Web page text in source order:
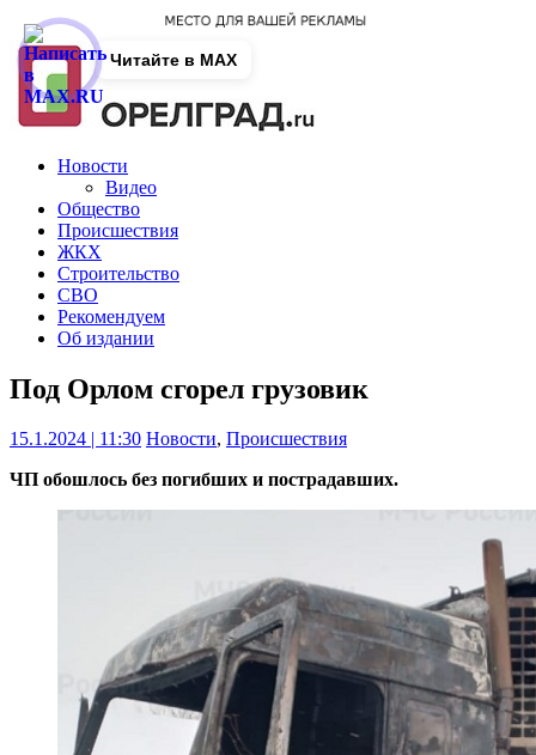
Новости
Видео
Общество
Происшествия
ЖКХ
Строительство
СВО
Рекомендуем
Об издании
Под Орлом сгорел грузовик
15.1.2024 | 11:30 Новости, Происшествия
ЧП обошлось без погибших и пострадавших.
Читайте в MAX